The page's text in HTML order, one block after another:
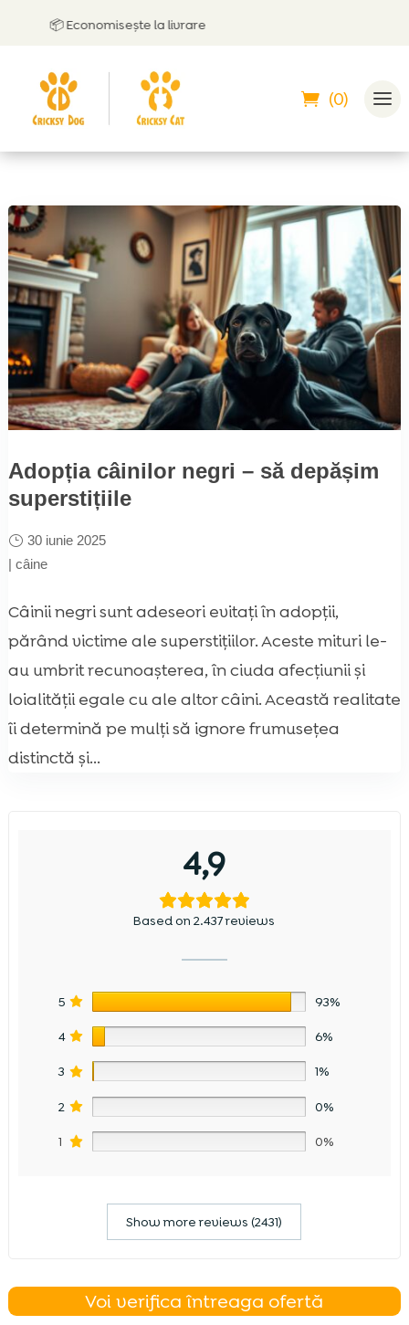
📦 Economisește la livrare
(0)
Adopția câinilor negri – să depășim
superstițiile
30 iunie 2025
| câine
Câinii negri sunt adeseori evitați în adopții,
părând victime ale superstițiilor. Aceste mituri le-
au umbrit recunoașterea, în ciuda afecțiunii și
loialității egale cu ale altor câini. Această realitate
îi determină pe mulți să ignore frumusețea
distinctă și...
4,9
Based on 2.437 reviews
5 93%
4 6%
3 1%
2 0%
1 0%
Show more reviews (2431)
Voi verifica întreaga ofertă